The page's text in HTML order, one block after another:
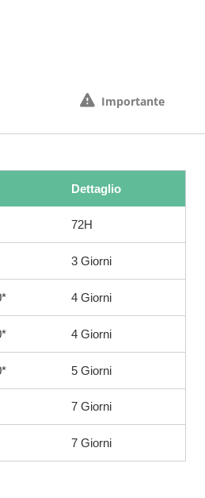
Dettaglio
72H
3 Giorni
4 Giorni
4 Giorni
5 Giorni
7 Giorni
7 Giorni
Importante